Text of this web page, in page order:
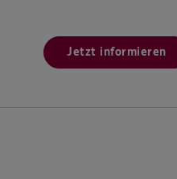
Jetzt informieren